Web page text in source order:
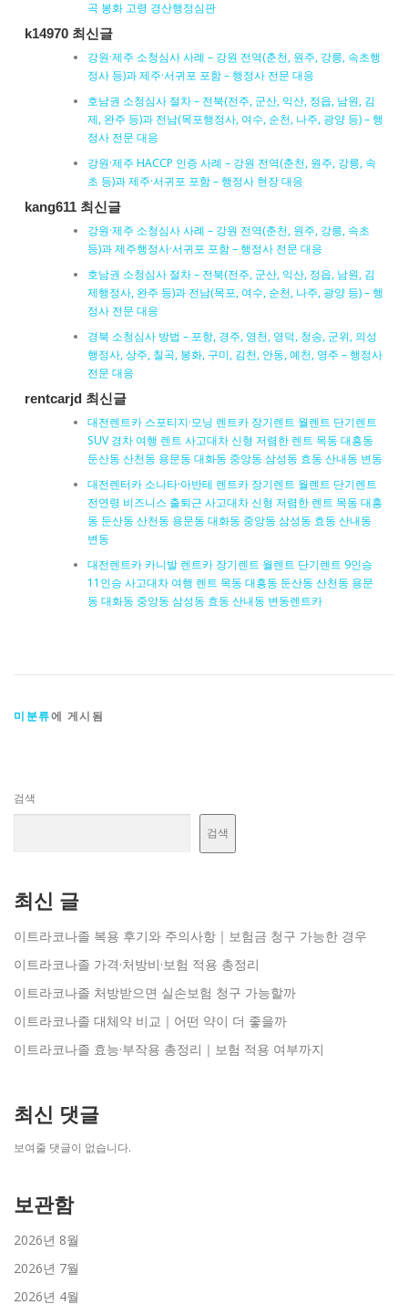
곡 봉화 고령 경산행정심판
k14970 최신글
강원·제주 소청심사 사례 – 강원 전역(춘천, 원주, 강릉, 속초행
정사 등)과 제주·서귀포 포함 – 행정사 전문 대응
호남권 소청심사 절차 – 전북(전주, 군산, 익산, 정읍, 남원, 김
제, 완주 등)과 전남(목포행정사, 여수, 순천, 나주, 광양 등) – 행
정사 전문 대응
강원·제주 HACCP 인증 사례 – 강원 전역(춘천, 원주, 강릉, 속
초 등)과 제주·서귀포 포함 – 행정사 현장 대응
kang611 최신글
강원·제주 소청심사 사례 – 강원 전역(춘천, 원주, 강릉, 속초
등)과 제주행정사·서귀포 포함 – 행정사 전문 대응
호남권 소청심사 절차 – 전북(전주, 군산, 익산, 정읍, 남원, 김
제행정사, 완주 등)과 전남(목포, 여수, 순천, 나주, 광양 등) – 행
정사 전문 대응
경북 소청심사 방법 – 포항, 경주, 영천, 영덕, 청송, 군위, 의성
행정사, 상주, 칠곡, 봉화, 구미, 김천, 안동, 예천, 영주 – 행정사
전문 대응
rentcarjd 최신글
대전렌트카 스포티지·모닝 렌트카 장기렌트 월렌트 단기렌트
SUV 경차 여행 렌트 사고대차 신형 저렴한 렌트 목동 대흥동
둔산동 산천동 용문동 대화동 중앙동 삼성동 효동 산내동 변동
대전렌터카 소나타·아반테 렌트카 장기렌트 월렌트 단기렌트
전연령 비즈니스 출퇴근 사고대차 신형 저렴한 렌트 목동 대흥
동 둔산동 산천동 용문동 대화동 중앙동 삼성동 효동 산내동
변동
대전렌트카 카니발 렌트카 장기렌트 월렌트 단기렌트 9인승
11인승 사고대차 여행 렌트 목동 대흥동 둔산동 산천동 용문
동 대화동 중앙동 삼성동 효동 산내동 변동렌트카
미분류에 게시됨
검색
검색
최신 글
이트라코나졸 복용 후기와 주의사항｜보험금 청구 가능한 경우
이트라코나졸 가격·처방비·보험 적용 총정리
이트라코나졸 처방받으면 실손보험 청구 가능할까
이트라코나졸 대체약 비교｜어떤 약이 더 좋을까
이트라코나졸 효능·부작용 총정리｜보험 적용 여부까지
최신 댓글
보여줄 댓글이 없습니다.
보관함
2026년 8월
2026년 7월
2026년 4월